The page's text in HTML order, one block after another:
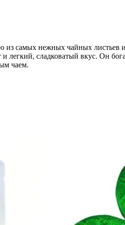
самых нежных чайных листьев и
легкий, сладковатый вкус. Он
чаем.